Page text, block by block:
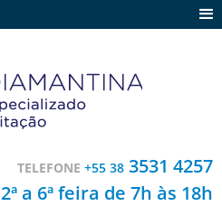
Contato
TELEFONE +55 38 3531 4257
2ª a 6ª feira de 7h às 18h